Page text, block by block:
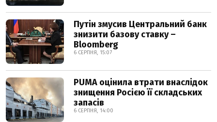
Путін змусив Центральний банк
знизити базову ставку –
Bloomberg
6 СЕРПНЯ, 15:07
PUMA оцінила втрати внаслідок
знищення Росією її складських
запасів
6 СЕРПНЯ, 14:00